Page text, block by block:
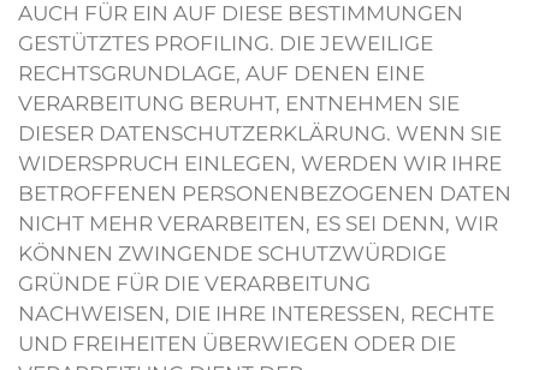
AUCH FÜR EIN AUF DIESE BESTIMMUNGEN
GESTÜTZTES PROFILING. DIE JEWEILIGE
RECHTSGRUNDLAGE, AUF DENEN EINE
VERARBEITUNG BERUHT, ENTNEHMEN SIE
DIESER DATENSCHUTZERKLÄRUNG. WENN SIE
WIDERSPRUCH EINLEGEN, WERDEN WIR IHRE
BETROFFENEN PERSONENBEZOGENEN DATEN
NICHT MEHR VERARBEITEN, ES SEI DENN, WIR
KÖNNEN ZWINGENDE SCHUTZWÜRDIGE
GRÜNDE FÜR DIE VERARBEITUNG
NACHWEISEN, DIE IHRE INTERESSEN, RECHTE
UND FREIHEITEN ÜBERWIEGEN ODER DIE